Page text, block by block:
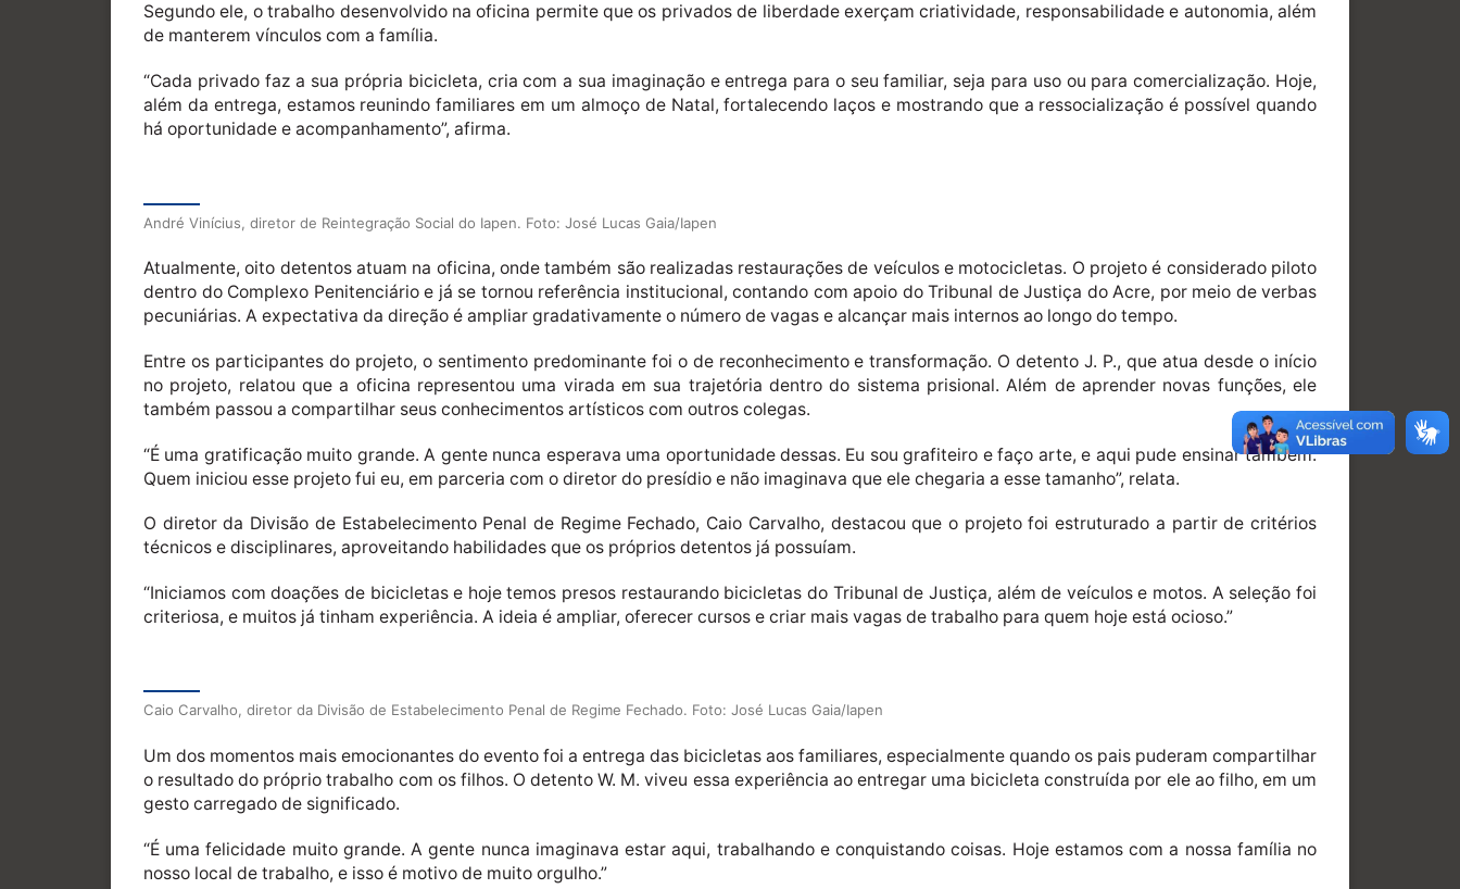
Segundo ele, o trabalho desenvolvido na oficina permite que os privados de liberdade exerçam criatividade, responsabilidade e autonomia, além
de manterem vínculos com a família.
“Cada privado faz a sua própria bicicleta, cria com a sua imaginação e entrega para o seu familiar, seja para uso ou para comercialização. Hoje,
além da entrega, estamos reunindo familiares em um almoço de Natal, fortalecendo laços e mostrando que a ressocialização é possível quando
há oportunidade e acompanhamento”, afirma.
André Vinícius, diretor de Reintegração Social do Iapen. Foto: José Lucas Gaia/Iapen
Atualmente, oito detentos atuam na oficina, onde também são realizadas restaurações de veículos e motocicletas. O projeto é considerado piloto
dentro do Complexo Penitenciário e já se tornou referência institucional, contando com apoio do Tribunal de Justiça do Acre, por meio de verbas
pecuniárias. A expectativa da direção é ampliar gradativamente o número de vagas e alcançar mais internos ao longo do tempo.
Entre os participantes do projeto, o sentimento predominante foi o de reconhecimento e transformação. O detento J. P., que atua desde o início
no projeto, relatou que a oficina representou uma virada em sua trajetória dentro do sistema prisional. Além de aprender novas funções, ele
também passou a compartilhar seus conhecimentos artísticos com outros colegas.
“É uma gratificação muito grande. A gente nunca esperava uma oportunidade dessas. Eu sou grafiteiro e faço arte, e aqui pude ensinar também.
Quem iniciou esse projeto fui eu, em parceria com o diretor do presídio e não imaginava que ele chegaria a esse tamanho”, relata.
O diretor da Divisão de Estabelecimento Penal de Regime Fechado, Caio Carvalho, destacou que o projeto foi estruturado a partir de critérios
técnicos e disciplinares, aproveitando habilidades que os próprios detentos já possuíam.
“Iniciamos com doações de bicicletas e hoje temos presos restaurando bicicletas do Tribunal de Justiça, além de veículos e motos. A seleção foi
criteriosa, e muitos já tinham experiência. A ideia é ampliar, oferecer cursos e criar mais vagas de trabalho para quem hoje está ocioso.”
Caio Carvalho, diretor da Divisão de Estabelecimento Penal de Regime Fechado. Foto: José Lucas Gaia/Iapen
Um dos momentos mais emocionantes do evento foi a entrega das bicicletas aos familiares, especialmente quando os pais puderam compartilhar
o resultado do próprio trabalho com os filhos. O detento W. M. viveu essa experiência ao entregar uma bicicleta construída por ele ao filho, em um
gesto carregado de significado.
“É uma felicidade muito grande. A gente nunca imaginava estar aqui, trabalhando e conquistando coisas. Hoje estamos com a nossa família no
nosso local de trabalho, e isso é motivo de muito orgulho.”